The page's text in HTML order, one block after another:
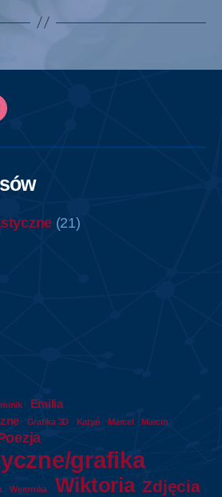
(21)
Emilia
Grafika 3D Katyń Marcel
Marcin
grafika
Weronika Wiktoria Zdjęcia